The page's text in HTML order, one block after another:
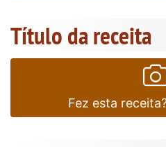
Título da receita
Fez esta